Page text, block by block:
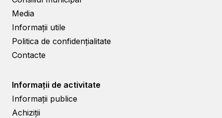
Media
Informații utile
Politica de confidențialitate
Contacte
Informații de activitate
Informații publice
Achiziții